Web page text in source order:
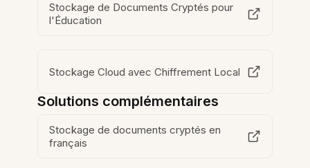
Stockage de Documents Cryptés pour
l'Éducation
Stockage Cloud avec Chiffrement Local
Solutions complémentaires
Stockage de documents cryptés en
français